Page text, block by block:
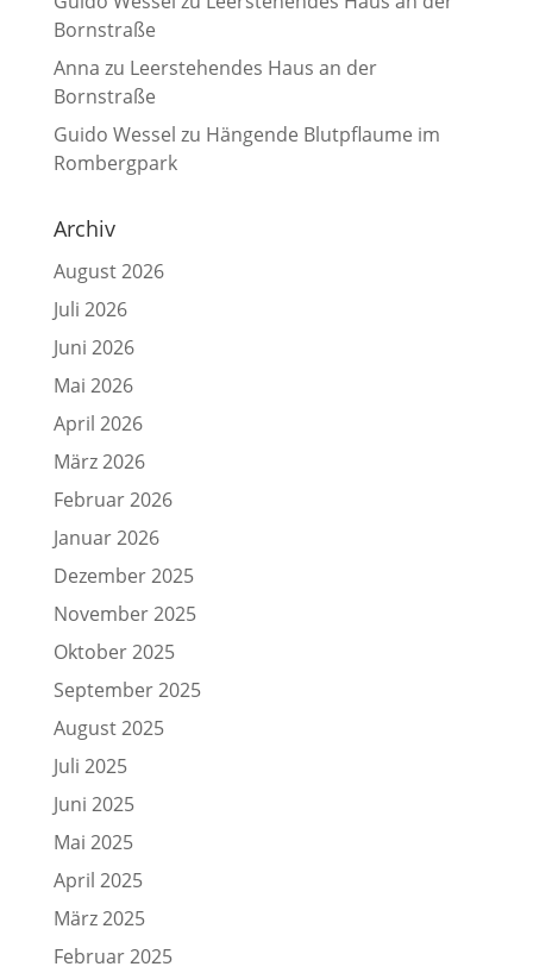
Bornstraße
Anna zu Leerstehendes Haus an der
Bornstraße
Guido Wessel zu Hängende Blutpflaume im
Rombergpark
Archiv
August 2026
Juli 2026
Juni 2026
Mai 2026
April 2026
März 2026
Februar 2026
Januar 2026
Dezember 2025
November 2025
Oktober 2025
September 2025
August 2025
Juli 2025
Juni 2025
Mai 2025
April 2025
März 2025
Februar 2025